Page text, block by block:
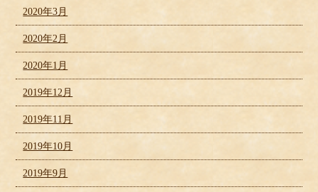
2020年3月
2020年2月
2020年1月
2019年12月
2019年11月
2019年10月
2019年9月